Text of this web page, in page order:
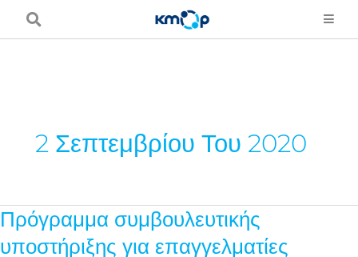
Μετάβαση
2 Σεπτεμβρίου Του 2020
Πρόγραμμα συμβουλευτικής
υποστήριξης για επαγγελματίες
Πρόγραμμα
συμβουλευτικής